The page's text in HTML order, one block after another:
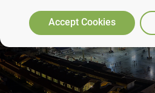
Accept Cookies
イシャーの礼拝